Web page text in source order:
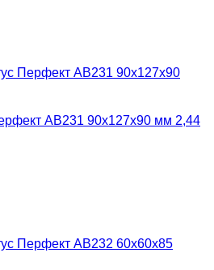
AB231 90х127х90 мм 2,44